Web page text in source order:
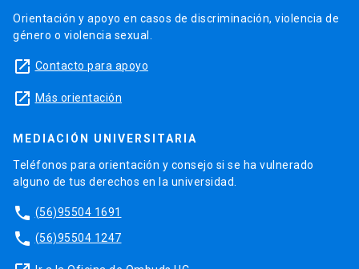
Orientación y apoyo en casos de discriminación, violencia de
género o violencia sexual.
launch Contacto para apoyo
launch Más orientación
MEDIACIÓN UNIVERSITARIA
Teléfonos para orientación y consejo si se ha vulnerado
alguno de tus derechos en la universidad.
phone (56)95504 1691
phone (56)95504 1247